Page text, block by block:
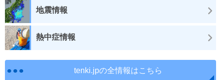
地震情報
熱中症情報
tenki.jpの全情報はこちら